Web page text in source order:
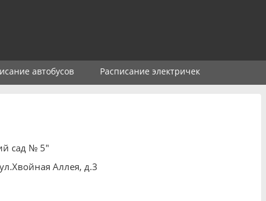
автобусов Расписание электричек
сад № 5"
Аллея, д.3